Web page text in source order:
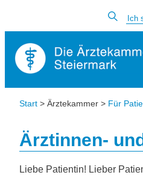
Start > Ärztekammer > Für
Ärztinnen-
Liebe Patientin! Lieber